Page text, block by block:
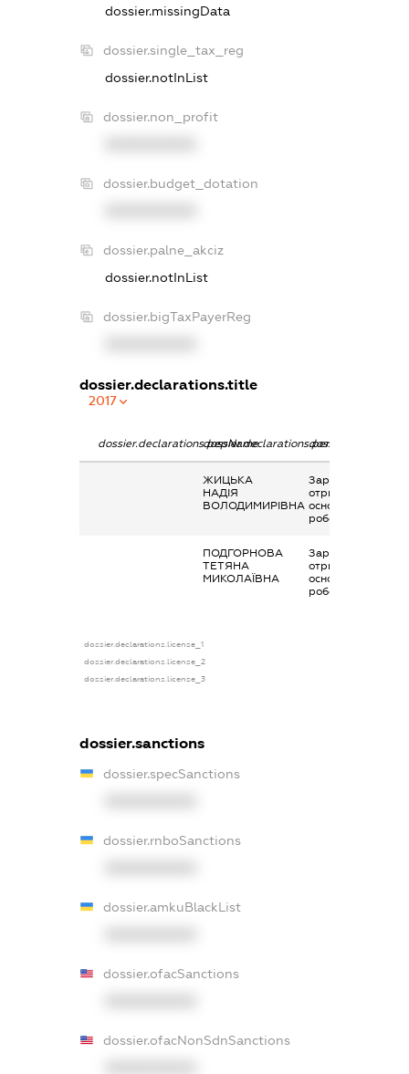
dossier.missingData
dossier.single_tax_reg
dossier.notInList
dossier.non_profit
dossier.budget_dotation
dossier.palne_akciz
dossier.notInList
dossier.bigTaxPayerReg
dossier.declarations.title
2017
dossier.declarations.pepNamedossier.declarations.personName
ЖИЦЬКА
НАДІЯ
ВОЛОДИМИРІВНА
Заробітна плата
отримана за
основним місцем
роботи
ПОДГОРНОВА
ТЕТЯНА
МИКОЛАЇВНА
Заробітна плата
отримана за
основним місцем
роботи
dossier.declarations.license_1
dossier.declarations.license_2
dossier.declarations.license_3
dossier.sanctions
dossier.specSanctions
dossier.rnboSanctions
dossier.amkuBlackList
dossier.ofacSanctions
dossier.ofacNonSdnSanctions